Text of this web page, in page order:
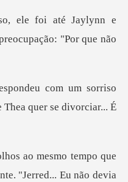
é Jaylynn e
m sorriso
Th
o tempo que